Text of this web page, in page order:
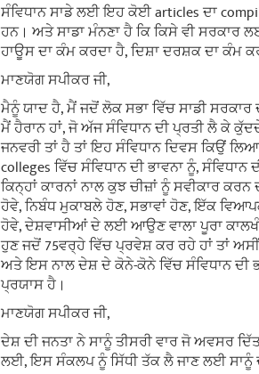
ਸੰਵਿਧਾਨ ਸਾਡੇ ਲਈ ਇਹ ਕੋਈ articles ਦਾ
ਹਨ। ਅਤੇ ਸਾਡਾ ਮੰਨਣਾ ਹੈ ਕਿ ਕਿਸੇ ਵੀ ਸਰਕਾਰ
ਹਾਊਸ ਦਾ ਕੰਮ ਕਰਦਾ ਹੈ, ਦਿਸ਼ਾ ਦਰਸ਼ਕ ਦਾ ਕੰਮ
ਮਾਣਯੋਗ ਸਪੀਕਰ ਜੀ,
ਮੈਨੂੰ ਯਾਦ ਹੈ, ਮੈਂ ਜਦੋਂ ਲੋਕ ਸਭਾ ਵਿੱਚ ਸਾਡੀ
ਮੈਂ ਹੈਰਾਨ ਹਾਂ, ਜੋ ਅੱਜ ਸੰਵਿਧਾਨ ਦੀ ਪ੍ਰਤੀ ਲੈ ਕੇ
ਜਨਵਰੀ ਤਾਂ ਹੈ ਤਾਂ ਇਹ ਸੰਵਿਧਾਨ ਦਿਵਸ ਕਿਉਂ
colleges ਵਿੱਚ ਸੰਵਿਧਾਨ ਦੀ ਭਾਵਨਾ ਨੂੰ,
ਕਿਨ੍ਹਾਂ ਕਾਰਨਾਂ ਨਾਲ ਕੁਝ ਚੀਜ਼ਾਂ ਨੂੰ ਸਵੀਕਾਰ
ਹੋਵੇ, ਨਿਬੰਧ ਮੁਕਾਬਲੇ ਹੋਣ, ਸਭਾਵਾਂ ਹੋਣ, ਇੱਕ
ਹੋਵੇ, ਦੇਸ਼ਵਾਸੀਆਂ ਦੇ ਲਈ ਆਉਣ ਵਾਲਾ ਪੂਰਾ
ਹੁਣ ਜਦੋਂ 75ਵਰ੍ਹੇ ਵਿੱਚ ਪ੍ਰਵੇਸ਼ ਕਰ ਰਹੇ ਹਾਂ ਤਾਂ
ਅਤੇ ਇਸ ਨਾਲ ਦੇਸ਼ ਦੇ ਕੋਨੇ-ਕੋਨੇ ਵਿੱਚ ਸੰਵਿਧਾਨ ਦੀ
ਪ੍ਰਯਾਸ ਹੈ।
ਮਾਣਯੋਗ ਸਪੀਕਰ ਜੀ,
ਦੇਸ਼ ਦੀ ਜਨਤਾ ਨੇ ਸਾਨੂੰ ਤੀਸਰੀ ਵਾਰ ਜੋ ਅਵਸਰ
ਲਈ, ਇਸ ਸੰਕਲਪ ਨੂੰ ਸਿੱਧੀ ਤੱਕ ਲੈ ਜਾਣ ਲਈ ਸਾਨੂੰ